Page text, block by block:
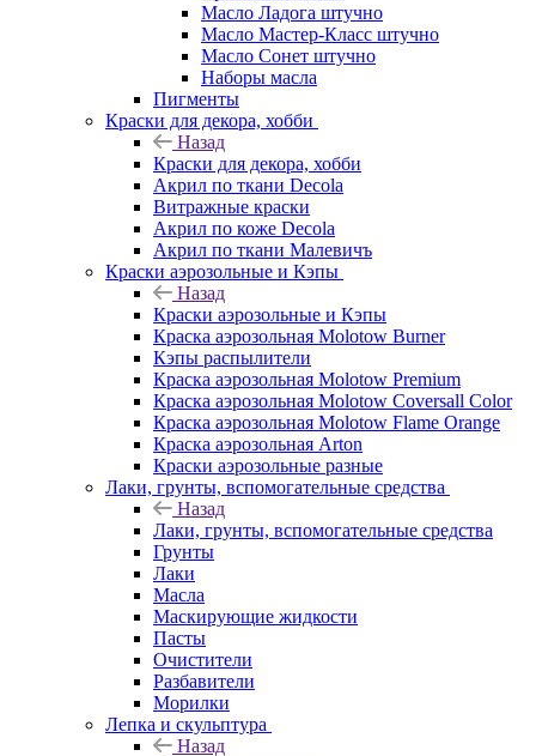
Масло Ладога штучно
Масло Мастер-Класс штучно
Масло Сонет штучно
Наборы масла
Пигменты
Краски для декора, хобби
Назад
Краски для декора, хобби
Акрил по ткани Decola
Витражные краски
Акрил по коже Decola
Акрил по ткани Малевичъ
Краски аэрозольные и Кэпы
Назад
Краски аэрозольные и Кэпы
Краска аэрозольная Molotow Burner
Кэпы распылители
Краска аэрозольная Molotow Premium
Краска аэрозольная Molotow Coversall Color
Краска аэрозольная Molotow Flame Orange
Краска аэрозольная Arton
Краски аэрозольные разные
Лаки, грунты, вспомогательные средства
Назад
Лаки, грунты, вспомогательные средства
Грунты
Лаки
Масла
Маскирующие жидкости
Пасты
Очистители
Разбавители
Морилки
Лепка и скульптура
Назад